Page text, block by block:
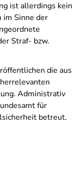
ist allerdings kein
im Sinne der
Straf- bzw.
die aus
Administrativ
für
betreut.